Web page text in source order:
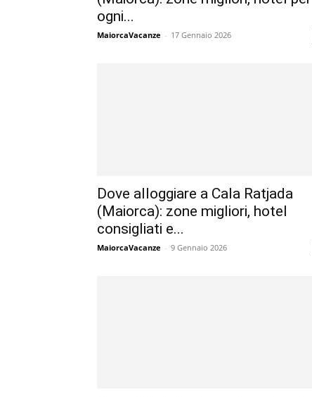
ogni...
MaiorcaVacanze - 17 Gennaio 2026
Dove alloggiare a Cala Ratjada
(Maiorca): zone migliori, hotel
consigliati e...
MaiorcaVacanze - 9 Gennaio 2026